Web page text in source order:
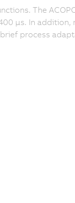
The
μs. In addition,
process